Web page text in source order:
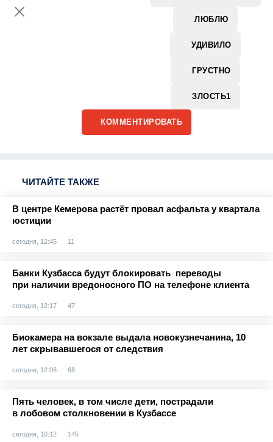
ЛЮБЛЮ
УДИВИЛО
ГРУСТНО
ЗЛОСТЬ1
КОММЕНТИРОВАТЬ
ЧИТАЙТЕ ТАКЖЕ
В центре Кемерова растёт провал асфальта у квартала
юстиции
сегодня, 12:45 11
Банки Кузбасса будут блокировать переводы
при наличии вредоносного ПО на телефоне клиента
сегодня, 12:17 47
Биокамера на вокзале выдала новокузнечанина, 10
лет скрывавшегося от следствия
сегодня, 12:06 68
Пять человек, в том числе дети, пострадали
в лобовом столкновении в Кузбассе
сегодня, 10:12 145